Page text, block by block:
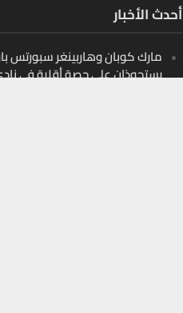
أحدث الأخبار
مارك كوبان وهاربينغر سبورتس
يستحوذان على حصة أقلية في